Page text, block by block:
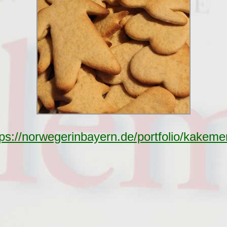
norwegerinbayern.de/portfolio/